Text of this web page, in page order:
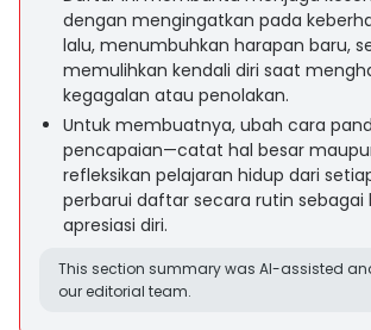
dengan mengingatkan pada
lalu, menumbuhkan harapan baru,
memulihkan kendali diri saat
kegagalan atau penolakan.
Untuk membuatnya, ubah cara
pencapaian—catat hal besar
refleksikan pelajaran hidup dari
perbarui daftar secara rutin sebagai
apresiasi diri.
This section summary was AI-assisted
our editorial team.